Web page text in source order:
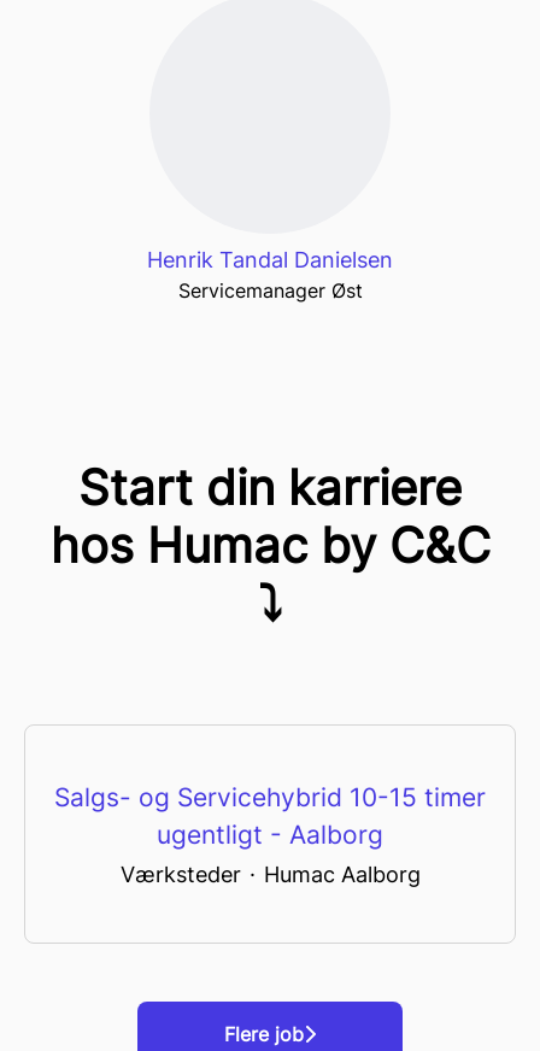
Henrik Tandal Danielsen
Servicemanager Øst
Start din karriere
hos Humac by C&C
⤵
Salgs- og Servicehybrid 10-15 timer
ugentligt - Aalborg
Værksteder · Humac Aalborg
Flere job